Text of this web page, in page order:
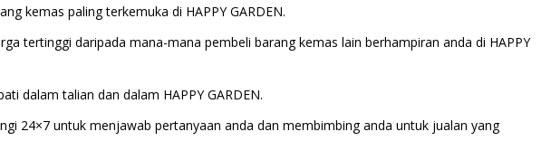
kemas paling terkemuka di HAPPY GARDEN.
tertinggi daripada mana-mana pembeli barang kemas lain berhampiran anda di HAPPY
dalam talian dan dalam HAPPY GARDEN.
24×7 untuk menjawab pertanyaan anda dan membimbing anda untuk jualan yang